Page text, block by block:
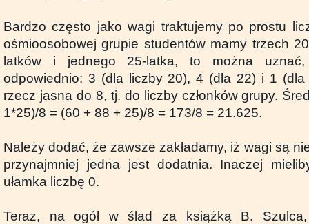
Bardzo często jako wagi traktujemy po prostu
ośmioosobowej grupie studentów mamy trzech
latków i jednego 25-latka, to można
odpowiednio: 3 (dla liczby 20), 4 (dla 22) i 1
rzecz jasna do 8, tj. do liczby członków grupy.
1*25)/8 = (60 + 88 + 25)/8 = 173/8 = 21.625.
Należy dodać, że zawsze zakładamy, iż wagi są
przynajmniej jedna jest dodatnia. Inaczej
ułamka liczbę 0.
Teraz, na ogół w ślad za książką B. Szulca,